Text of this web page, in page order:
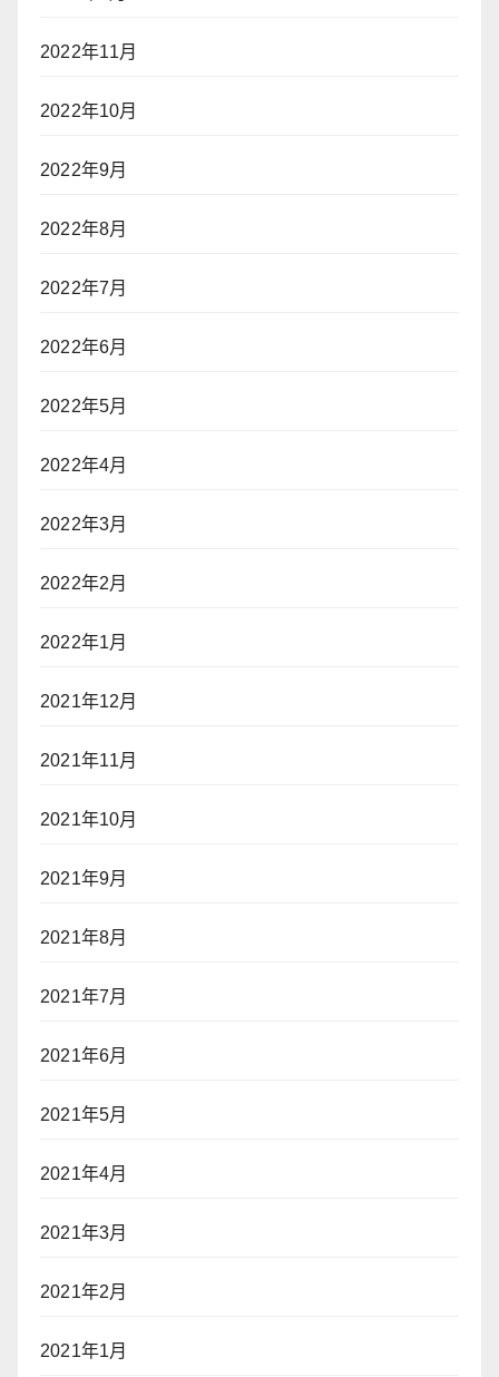
2022年11月
2022年10月
2022年9月
2022年8月
2022年7月
2022年6月
2022年5月
2022年4月
2022年3月
2022年2月
2022年1月
2021年12月
2021年11月
2021年10月
2021年9月
2021年8月
2021年7月
2021年6月
2021年5月
2021年4月
2021年3月
2021年2月
2021年1月